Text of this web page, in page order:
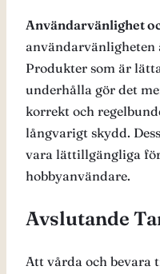
Användarvänlighet
Produkter som är
underhålla gör det
korrekt och
långvarigt skydd.
vara lättillgängliga
hobbyanvändare.
Avslutande
Att vårda och bevara